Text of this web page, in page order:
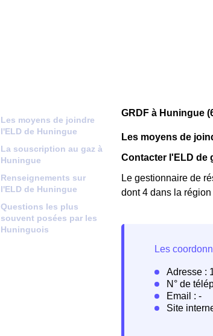
Les moyens de joindre
l'ELD de Huningue
La souscription au gaz à
Huningue
Renseignements sur
l'ELD de Huningue
Questions les plus
souvent posées par les
Huninguois
GRDF à Huningue
Les moyens de
Contacter l'ELD de
Le gestionnaire de
dont 4 dans la région